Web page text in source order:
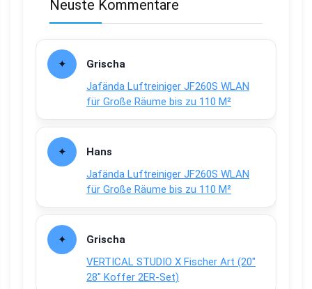
Neuste Kommentare
Grischa
Jafända Luftreiniger JF260S WLAN
für Große Räume bis zu 110 M²
Hans
Jafända Luftreiniger JF260S WLAN
für Große Räume bis zu 110 M²
Grischa
VERTICAL STUDIO X Fischer Art (20″
28″ Koffer 2ER-Set)